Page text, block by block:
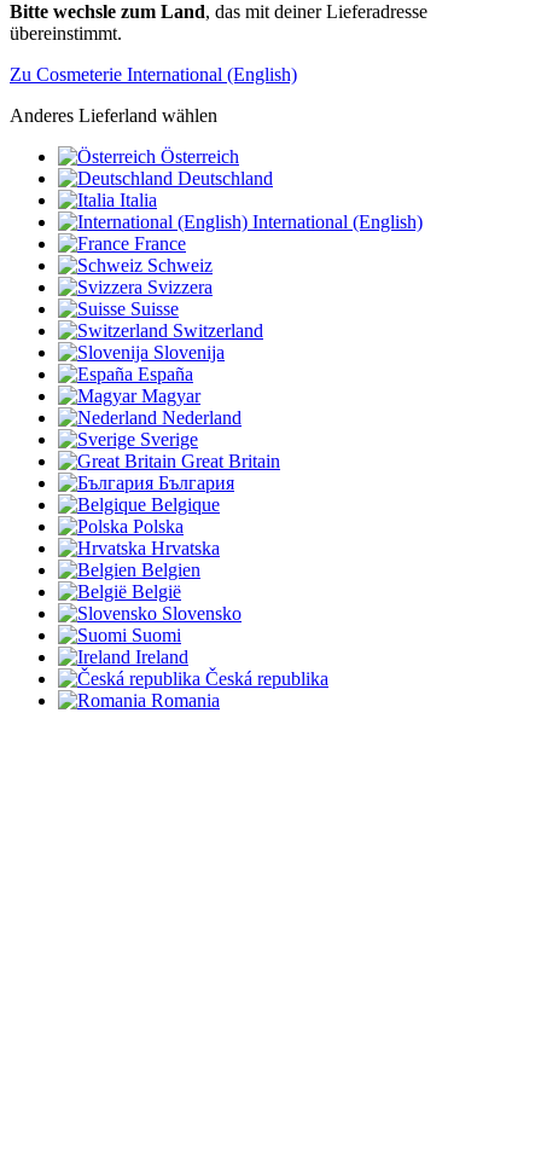
Bitte wechsle zum Land, das mit deiner Lieferadresse
übereinstimmt.
Zu Cosmeterie International (English)
Anderes Lieferland wählen
Österreich
Deutschland
Italia
International (English)
France
Schweiz
Svizzera
Suisse
Switzerland
Slovenija
España
Magyar
Nederland
Sverige
Great Britain
България
Belgique
Polska
Hrvatska
Belgien
België
Slovensko
Suomi
Ireland
Česká republika
Romania